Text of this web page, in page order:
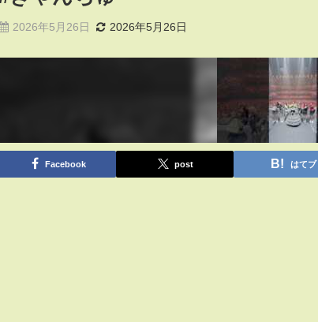
2026年5月26日 2026年5月26日
Facebook post はてブ